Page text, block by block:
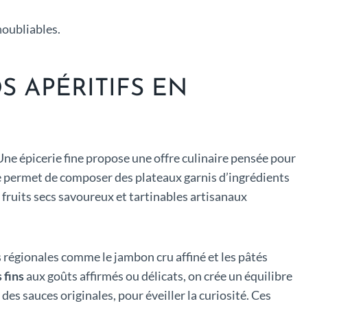
APÉRITIFS EN
épicerie fine propose une offre culinaire pensée pour
de composer des plateaux garnis d’ingrédients
secs savoureux et tartinables artisanaux
comme le jambon cru affiné et les pâtés
finsaux goûts affirmés ou délicats, on crée un équilibre
sauces originales, pour éveiller la curiosité. Ces